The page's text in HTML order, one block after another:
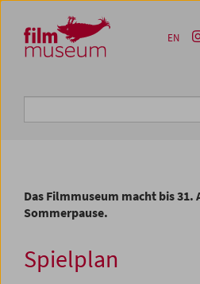
Zum Inhalt
Zum Hauptmenü
Zur Servicenavigation
Zum Suche
EN
Das Filmmuseum macht bis 31.
Sommerpause.
Spielplan